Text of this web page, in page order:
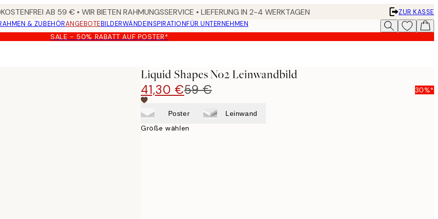
AB 59 € • WIR BIETEN RAHMUNGSSERVICE • LIEFERUNG IN 2-4 WERKTAGEN
ZUR KASSE
& ZUBEHÖRANGEBOTEBILDERWÄNDEINSPIRATIONFÜR UNTERNEHMEN
SALE - 50% RABATT AUF POSTER*
Liquid Shapes No2 Leinwandbild
41,30 €59 € 30%*
Poster Leinwand
Größe wählen